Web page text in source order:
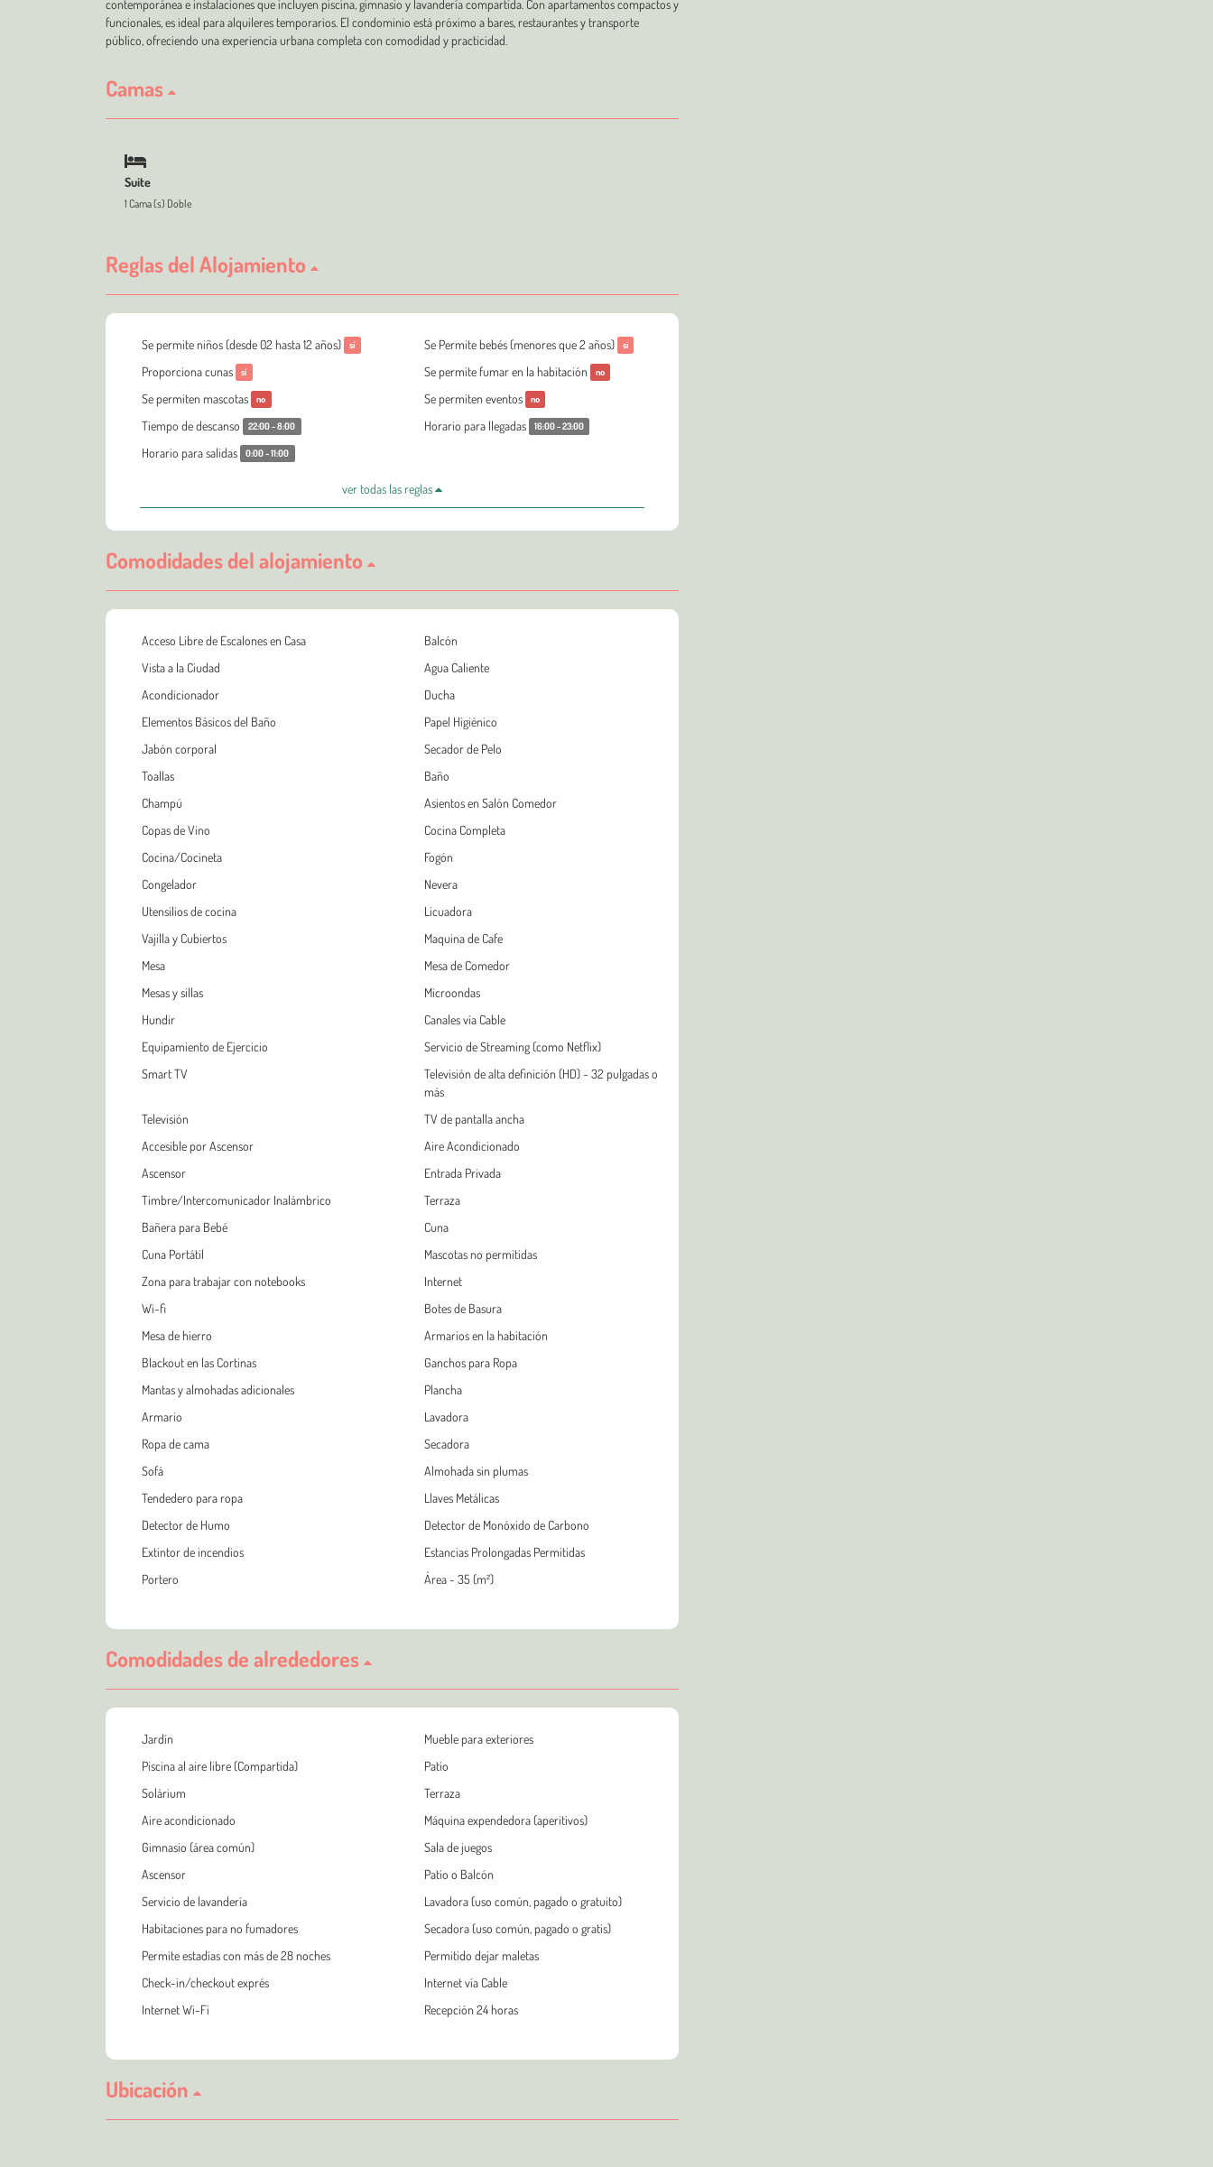
contemporánea e instalaciones que incluyen piscina, gimnasio y lavandería compartida. Con apartamentos compactos y
funcionales, es ideal para alquileres temporarios. El condominio está próximo a bares, restaurantes y transporte
público, ofreciendo una experiencia urbana completa con comodidad y practicidad.
Camas
Suite
1 Cama (s) Doble
Reglas del Alojamiento
Se permite niños (desde 02 hasta 12 años) sí Se Permite bebés (menores que 2 años) sí
Proporciona cunas sí Se permite fumar en la habitación no
Se permiten mascotas no Se permiten eventos no
Tiempo de descanso 22:00 - 8:00 Horario para llegadas 16:00 - 23:00
Horario para salidas 0:00 - 11:00
ver todas las reglas
Comodidades del alojamiento
Acceso Libre de Escalones en Casa
Balcón
Vista a la Ciudad
Agua Caliente
Acondicionador
Ducha
Elementos Básicos del Baño
Papel Higiénico
Jabón corporal
Secador de Pelo
Toallas
Baño
Champú
Asientos en Salón Comedor
Copas de Vino
Cocina Completa
Cocina/Cocineta
Fogón
Congelador
Nevera
Utensilios de cocina
Licuadora
Vajilla y Cubiertos
Maquina de Cafe
Mesa
Mesa de Comedor
Mesas y sillas
Microondas
Hundir
Canales vía Cable
Equipamiento de Ejercicio
Servicio de Streaming (como Netflix)
Smart TV
Televisión de alta definición (HD) - 32 pulgadas o
más
Televisión
TV de pantalla ancha
Accesible por Ascensor
Aire Acondicionado
Ascensor
Entrada Privada
Timbre/Intercomunicador Inalámbrico
Terraza
Bañera para Bebé
Cuna
Cuna Portátil
Mascotas no permitidas
Zona para trabajar con notebooks
Internet
Wi-fi
Botes de Basura
Mesa de hierro
Armarios en la habitación
Blackout en las Cortinas
Ganchos para Ropa
Mantas y almohadas adicionales
Plancha
Armario
Lavadora
Ropa de cama
Secadora
Sofá
Almohada sin plumas
Tendedero para ropa
Llaves Metálicas
Detector de Humo
Detector de Monóxido de Carbono
Extintor de incendios
Estancias Prolongadas Permitidas
Portero
Área - 35 (m²)
Comodidades de alrededores
Jardín
Mueble para exteriores
Piscina al aire libre (Compartida)
Patio
Solárium
Terraza
Aire acondicionado
Máquina expendedora (aperitivos)
Gimnasio (área común)
Sala de juegos
Ascensor
Patio o Balcón
Servicio de lavandería
Lavadora (uso común, pagado o gratuito)
Habitaciones para no fumadores
Secadora (uso común, pagado o gratis)
Permite estadías con más de 28 noches
Permitido dejar maletas
Check-in/checkout exprés
Internet vía Cable
Internet Wi-Fi
Recepción 24 horas
Ubicación